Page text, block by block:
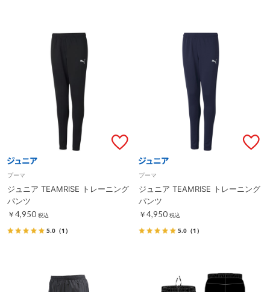
プーマ
ジュニア TEAMRISE トレーニング
パンツ
￥4,950 税込
5.0 （1）
プーマ
ジュニア TEAMRISE トレーニング
パンツ
￥4,950 税込
5.0 （1）